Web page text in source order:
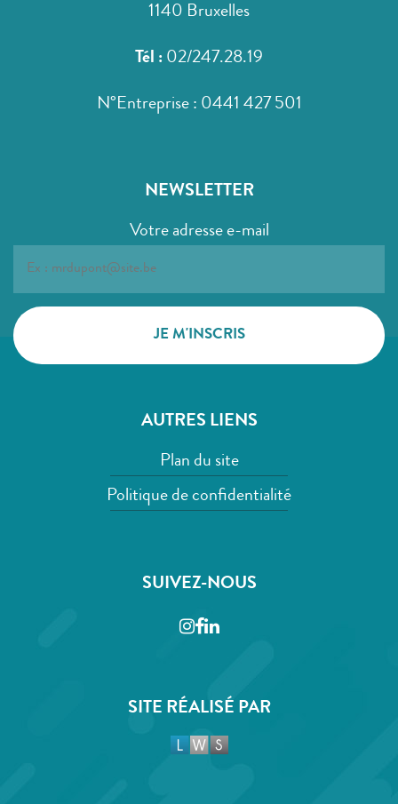
1140 Bruxelles
Tél : 02/247.28.19
N°Entreprise : 0441 427 501
NEWSLETTER
Votre adresse e-mail
AUTRES LIENS
Plan du site
Politique de confidentialité
SUIVEZ-NOUS
Instagram
Facebook
LinkedIn
SITE RÉALISÉ PAR